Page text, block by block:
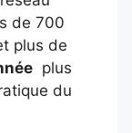
de 700
plus de
plus
du